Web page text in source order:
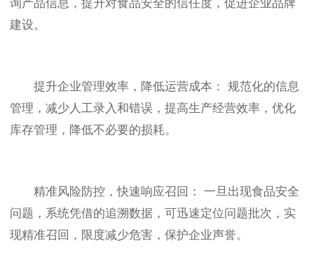
询产品信息，提升对食品安全的信任度，促进企业品牌
建设。
提升企业管理效率，降低运营成本： 规范化的信息
管理，减少人工录入和错误，提高生产经营效率，优化
库存管理，降低不必要的损耗。
精准风险防控，快速响应召回： 一旦出现食品安全
问题，系统凭借的追溯数据，可迅速定位问题批次，实
现精准召回，限度减少危害，保护企业声誉。